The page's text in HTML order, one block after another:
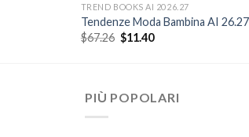
TREND BOOKS AI 2026.27
Tendenze Moda Bambina AI 26.27
$67.26 Il
prezzo
$11.40Il
PIÙ POPOLARI